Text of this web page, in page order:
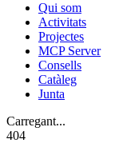
Qui som
Activitats
Projectes
MCP Server
Consells
Catàleg
Junta
Carregant...
404